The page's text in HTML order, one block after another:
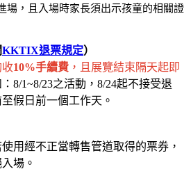
場，且入場時家長須出示孩童的相關證
KKTIX退票規定）
收10%手續費 ，且展覽結束隔天起即
：8/1~8/23之活動，8/24起不接受退
假日前一個工作天。
用經不正當轉售管道取得的票券，
場。